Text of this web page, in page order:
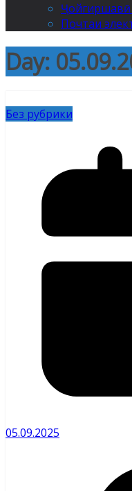
Ҷойгиршавӣ
Почтаи
Day:
Без рубрики
05.09.2025